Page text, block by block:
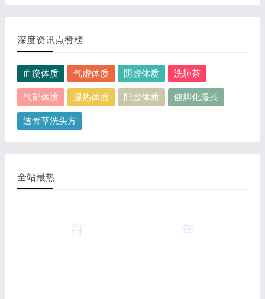
深度资讯点赞榜
血瘀体质 气虚体质 阴虚体质 洗肺茶
气郁体质 湿热体质 阳虚体质 健脾化湿茶
透骨草洗头方
全站最热